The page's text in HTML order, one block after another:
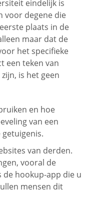
eindelijk is
voor degene die
plaats in de
maar dat de
het specifieke
een teken van
is het geen
en hoe
van een
van derden.
vooral de
de hookup-app die u
mensen dit